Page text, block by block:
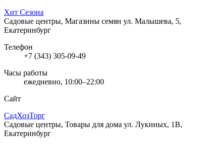
Хит Сезона
Садовые центры, Магазины семян ул. Малышева, 5,
Екатеринбург
Телефон
+7 (343) 305-09-49
Часы работы
ежедневно, 10:00–22:00
Сайт
СадХозТорг
Садовые центры, Товары для дома ул. Лукиных, 1В,
Екатеринбург